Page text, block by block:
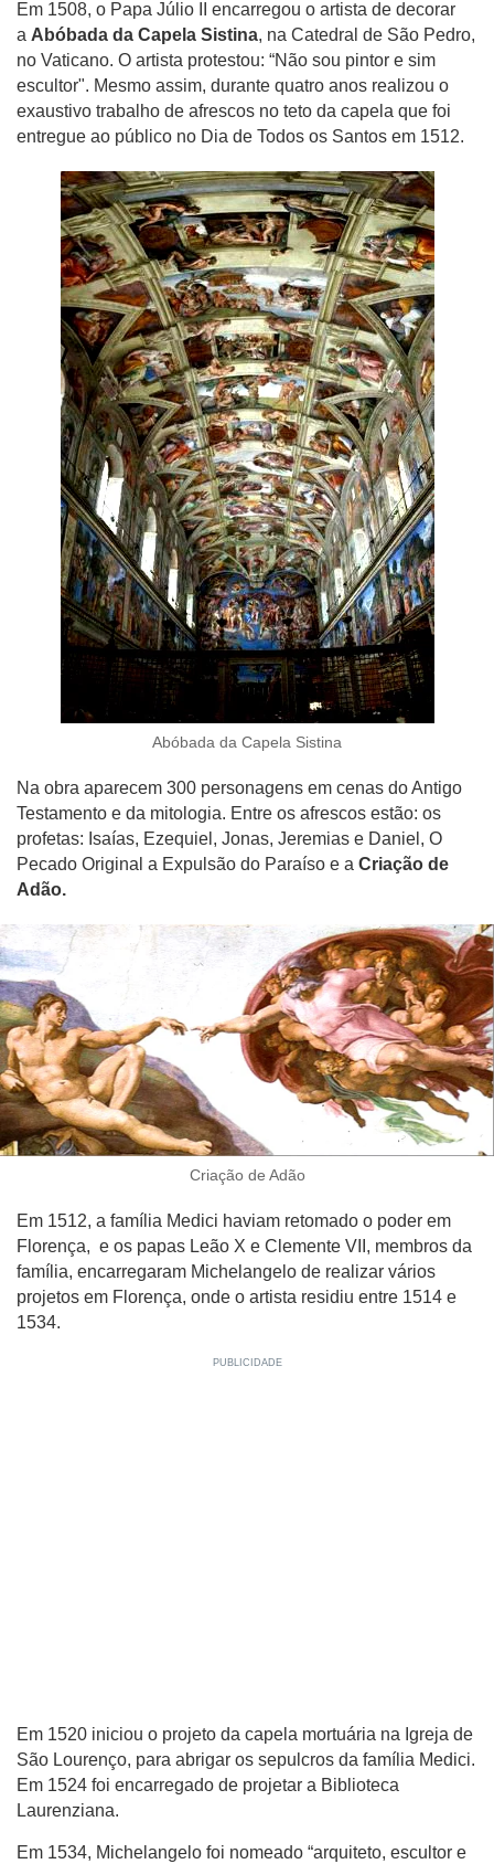
Em 1508, o Papa Júlio II encarregou o artista de decorar
a Abóbada da Capela Sistina, na Catedral de São Pedro,
no Vaticano. O artista protestou: “Não sou pintor e sim
escultor". Mesmo assim, durante quatro anos realizou o
exaustivo trabalho de afrescos no teto da capela que foi
entregue ao público no Dia de Todos os Santos em 1512.
Abóbada da Capela Sistina
Na obra aparecem 300 personagens em cenas do Antigo
Testamento e da mitologia. Entre os afrescos estão: os
profetas: Isaías, Ezequiel, Jonas, Jeremias e Daniel, O
Pecado Original a Expulsão do Paraíso e a Criação de
Adão.
Criação de Adão
Em 1512, a família Medici haviam retomado o poder em
Florença, e os papas Leão X e Clemente VII, membros da
família, encarregaram Michelangelo de realizar vários
projetos em Florença, onde o artista residiu entre 1514 e
1534.
Em 1520 iniciou o projeto da capela mortuária na Igreja de
São Lourenço, para abrigar os sepulcros da família Medici.
Em 1524 foi encarregado de projetar a Biblioteca
Laurenziana.
Em 1534, Michelangelo foi nomeado “arquiteto, escultor e